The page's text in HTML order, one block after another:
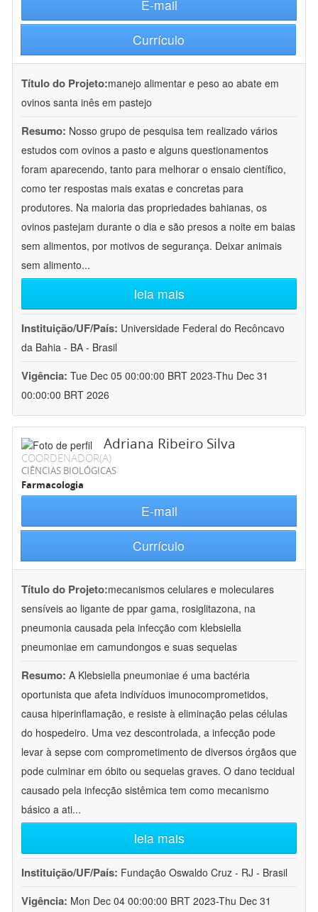
E-mail
Currículo
Título do Projeto:manejo alimentar e peso ao abate em
ovinos santa inês em pastejo
Resumo: Nosso grupo de pesquisa tem realizado vários
estudos com ovinos a pasto e alguns questionamentos
foram aparecendo, tanto para melhorar o ensaio científico,
como ter respostas mais exatas e concretas para
produtores. Na maioria das propriedades bahianas, os
ovinos pastejam durante o dia e são presos a noite em baias
sem alimentos, por motivos de segurança. Deixar animais
sem alimento...
leia mais
Instituição/UF/País: Universidade Federal do Recôncavo
da Bahia - BA - Brasil
Vigência: Tue Dec 05 00:00:00 BRT 2023-Thu Dec 31
00:00:00 BRT 2026
Adriana Ribeiro Silva
COORDENADOR(A)
CIÊNCIAS BIOLÓGICAS
Farmacologia
E-mail
Currículo
Título do Projeto:mecanismos celulares e moleculares
sensíveis ao ligante de ppar gama, rosiglitazona, na
pneumonia causada pela infecção com klebsiella
pneumoniae em camundongos e suas sequelas
Resumo: A Klebsiella pneumoniae é uma bactéria
oportunista que afeta indivíduos imunocomprometidos,
causa hiperinflamação, e resiste à eliminação pelas células
do hospedeiro. Uma vez descontrolada, a infecção pode
levar à sepse com comprometimento de diversos órgãos que
pode culminar em óbito ou sequelas graves. O dano tecidual
causado pela infecção sistêmica tem como mecanismo
básico a ati...
leia mais
Instituição/UF/País: Fundação Oswaldo Cruz - RJ - Brasil
Vigência: Mon Dec 04 00:00:00 BRT 2023-Thu Dec 31